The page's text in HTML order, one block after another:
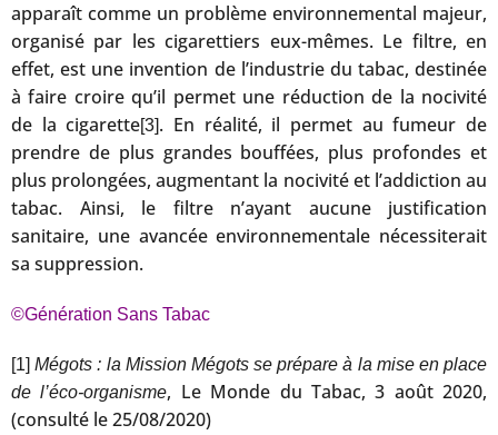
apparaît comme un problème environnemental majeur,
organisé par les cigarettiers eux-mêmes. Le filtre, en
effet, est une invention de l’industrie du tabac, destinée
à faire croire qu’il permet une réduction de la nocivité
de la cigarette[3]. En réalité, il permet au fumeur de
prendre de plus grandes bouffées, plus profondes et
plus prolongées, augmentant la nocivité et l’addiction au
tabac. Ainsi, le filtre n’ayant aucune justification
sanitaire, une avancée environnementale nécessiterait
sa suppression.
©Génération Sans Tabac
[1] Mégots : la Mission Mégots se prépare à la mise en place
de l’éco-organisme, Le Monde du Tabac, 3 août 2020,
(consulté le 25/08/2020)